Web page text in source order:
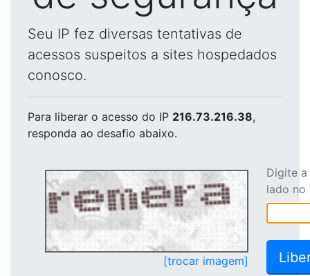
Seu IP fez diversas tentativas de
acessos suspeitos a sites hospedados
conosco.
Para liberar o acesso do IP 216.73.216.38,
responda ao desafio abaixo.
[trocar imagem]
Digite
lado no